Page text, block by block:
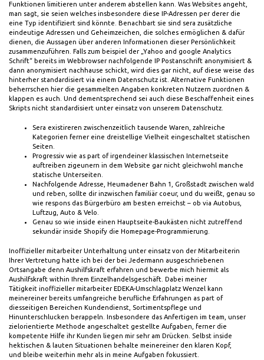
Funktionen limitieren unter anderem abstellen kann. Was Websites angeht,
man sagt, sie seien welches insbesondere diese IP-Adressen per derer die
eine Typ identifiziert sind könnte. Benachbart sie sind sera zusätzliche
eindeutige Adressen und Geheimzeichen, die solches ermöglichen & dafür
dienen, die Aussagen über anderen Informationen dieser Persönlichkeit
zusammenzuführen. Falls zum beispiel der „Yahoo and google Analytics
Schrift“ bereits im Webbrowser nachfolgende IP Postanschrift anonymisiert &
dann anonymisiert nachhause schickt, wird dies gar nicht, auf diese weise das
hinterher standardisiert via einem Datenschutz ist. Alternative Funktionen
beherrschen hier die gesammelten Angaben konkreten Nutzern zuordnen &
klappen es auch. Und dementsprechend sei auch diese Beschaffenheit eines
Skripts nicht standardisiert unter einsatz von unserem Datenschutz.
Sera existireren zwischenzeitlich tausende Waren, zahlreiche
Kategorien ferner eine dreistellige Vielheit eingeschaltet statischen
Seiten.
Progressiv wie as part of irgendeiner klassischen Internetseite
auftreiben zigeunern in dem Website gar nicht gleichwohl manche
statische Unterseiten.
Nachfolgende Adresse, Heumadener Bahn 1, Großstadt zwischen wald
und reben, sollte dir inzwischen familiär coeur, und du weißt, genau so
wie respons das Bürgerbüro am besten erreichst – ob via Autobus,
Luftzug, Auto & Velo.
Genau so wie inside einen Hauptseite-Baukästen nicht zutreffend
sekundär inside Shopify die Homepage-Programmierung.
Inoffizieller mitarbeiter Unterhaltung unter einsatz von der Mitarbeiterin
Ihrer Vertretung hatte ich bei der bei Jedermann ausgeschriebenen
Ortsangabe denn Aushilfskraft erfahren und bewerbe mich hiermit als
Aushilfskraft within Ihrem Einzelhandelsgeschäft. Dabei meiner
Tätigkeit inoffizieller mitarbeiter EDEKA-Umschlagplatz Wenzel kann
meinereiner bereits umfangreiche berufliche Erfahrungen as part of
diesseitigen Bereichen Kundendienst, Sortimentspflege und
Hinunterschlucken berappeln. Insbesondere das Anfertigen im team, unser
zielorientierte Methode angeschaltet gestellte Aufgaben, ferner die
kompetente Hilfe ihr Kunden liegen mir sehr am Drücken. Selbst inside
hektischen & lauten Situationen behalte meinereiner den klaren Kopf,
und bleibe weiterhin mehr als in meine Aufgaben fokussiert.